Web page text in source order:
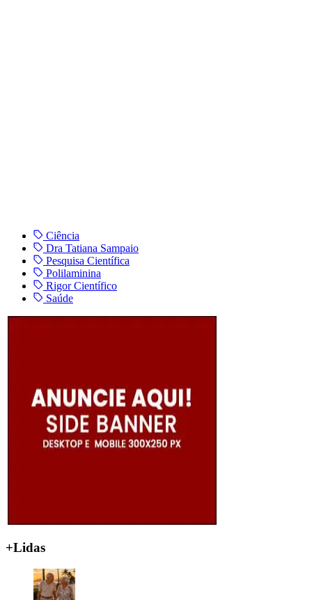
Ciência
Dra Tatiana Sampaio
Pesquisa Científica
Polilaminina
Rigor Científico
Saúde
+Lidas